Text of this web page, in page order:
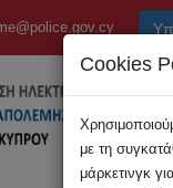
Cookies
με τη
μάρκετινγκ